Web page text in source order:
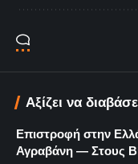
Αξίζει να
Επιστροφή στην
Αγραβάνη — Στους